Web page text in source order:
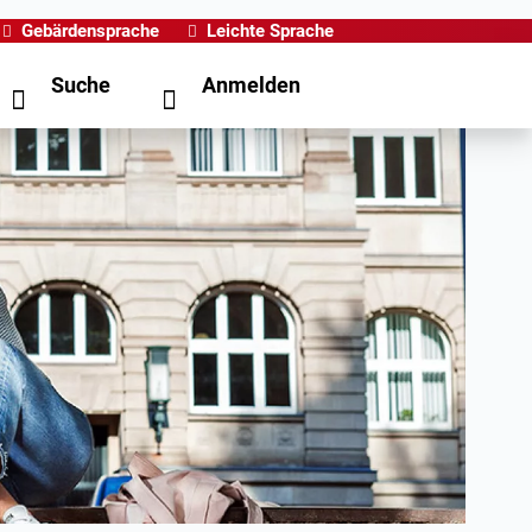
Gebärdensprache Leichte Sprache
Suche Anmelden